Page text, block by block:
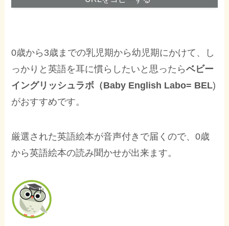
0歳から3歳までの乳児期から幼児期にかけて、し
っかりと英語を耳に慣らしたいと思ったらベビー
イングリッシュラボ（Baby English Labo= BEL)
がおすすめです。
厳選された英語絵本が音声付きで届くので、0歳
から英語絵本の読み聞かせが出来ます。